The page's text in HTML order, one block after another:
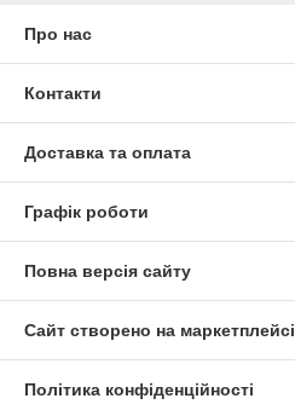
Про нас
Контакти
Доставка та оплата
Графік роботи
Повна версія сайту
Сайт створено на маркетплейсі
Політика конфіденційності